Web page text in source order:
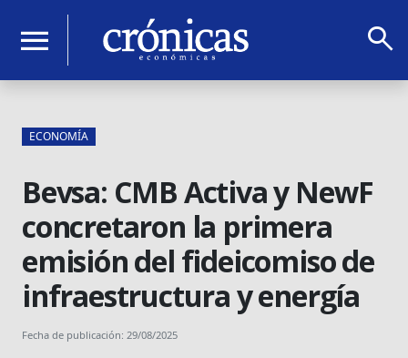
menu search
ECONOMÍA
Bevsa: CMB Activa y NewF
concretaron la primera
emisión del fideicomiso de
infraestructura y energía
Fecha de publicación: 29/08/2025